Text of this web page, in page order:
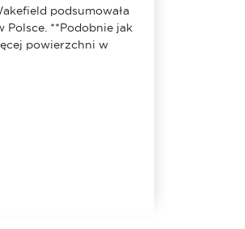
podsumowała
**Podobnie jak
powierzchni w